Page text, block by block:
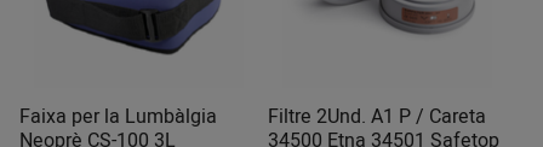
Faixa per la Lumbàlgia
Filtre 2Und. A1 P / Careta